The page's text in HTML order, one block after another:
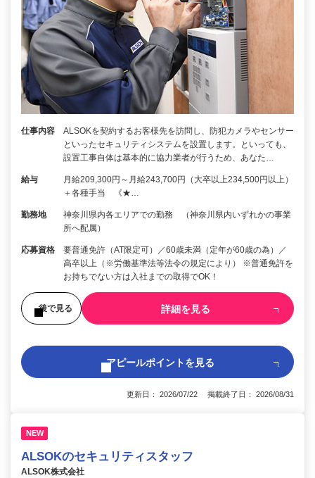
仕事内容
ALSOKを契約するお客様先を訪問し、防犯カメラやセンサー
といったセキュリティシステムを設置します。といっても、
設置工事自体は基本的に協力業者が行うため、あなた…
給与
月給209,300円～月給243,700円（大卒以上234,500円以上）
＋各種手当 《★…
勤務地
神奈川県内各エリアでの勤務 （神奈川県内いずれかの事業
所へ配属）
応募資格
要普通免許（AT限定可）／60歳未満（定年が60歳の為）／
高卒以上（※労働基準法等法令の規定により） ※普通免許を
お持ちでない方は入社までの取得でOK！
後で見る 詳細を見る
アピールポイントを見る
更新日： 2026/07/22 掲載終了日： 2026/08/31
NEW
ALSOKのセキュリティスタッフ
ALSOK株式会社